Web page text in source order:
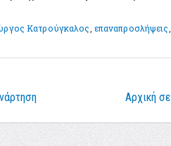
Κατρούγκαλος επαναπροσλήψεις
Αρχική